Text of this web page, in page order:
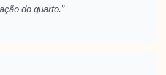
do quarto.”